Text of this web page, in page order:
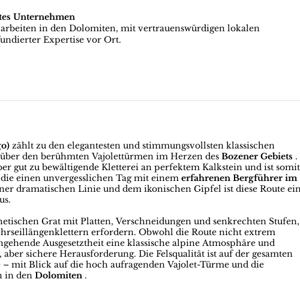
Unternehmen
in den Dolomiten, mit vertrauenswürdigen lokalen
Expertise vor Ort.
zählt zu den elegantesten und stimmungsvollsten klassischen
den berühmten Vajolettürmen im Herzen desBozener Gebiets .
gut zu bewältigende Kletterei an perfektem Kalkstein und ist somit
einen unvergesslichen Tag mit einemerfahrenen Bergführer im
dramatischen Linie und dem ikonischen Gipfel ist diese Route
Grat mit Platten, Verschneidungen und senkrechten Stufen,
erfordern. Obwohl die Route nicht extrem
Ausgesetztheit eine klassische alpine Atmosphäre und
sichere Herausforderung. Die Felsqualität ist auf der gesamten
mit Blick auf die hoch aufragenden Vajolet-Türme und die
in denDolomiten .